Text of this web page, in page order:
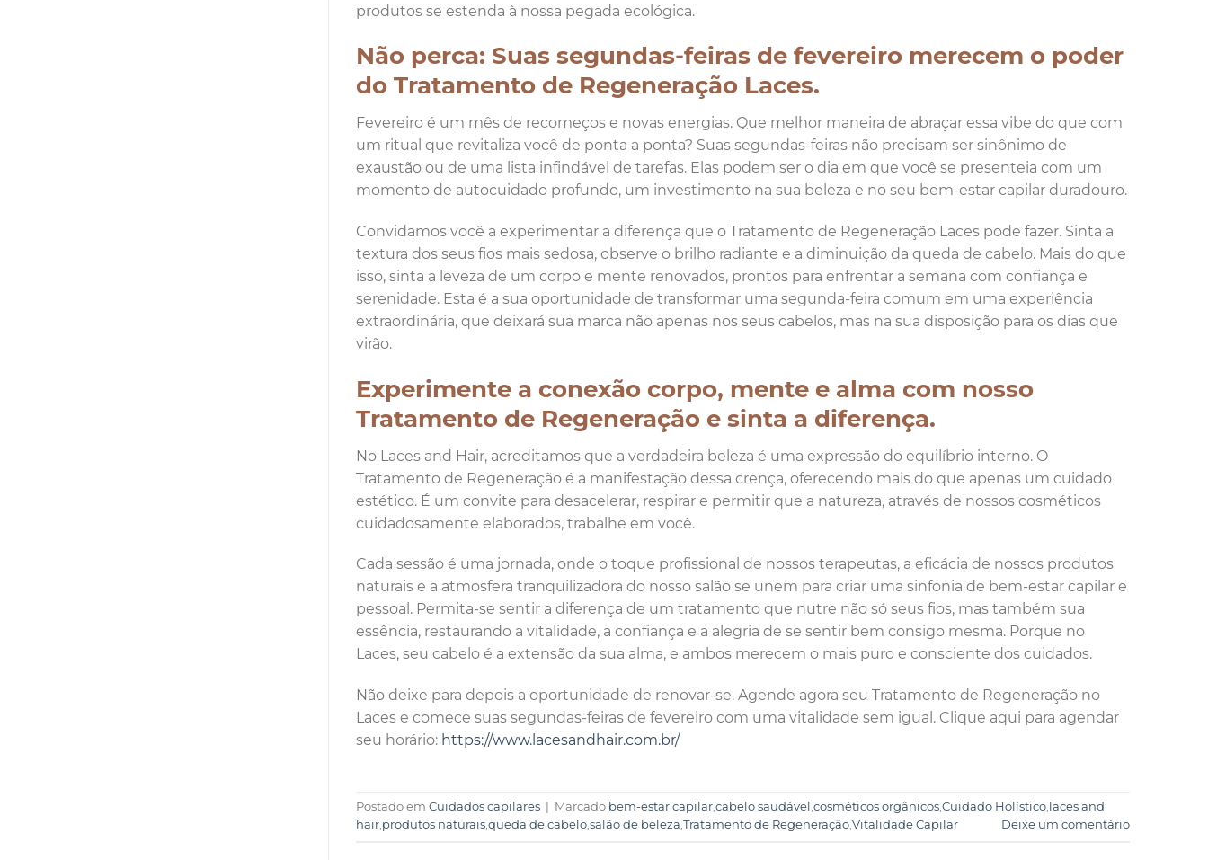
produtos se estenda à nossa pegada ecológica.
Não perca: Suas segundas-feiras de fevereiro merecem o poder
do Tratamento de Regeneração Laces.
Fevereiro é um mês de recomeços e novas energias. Que melhor maneira de abraçar essa vibe do que com
um ritual que revitaliza você de ponta a ponta? Suas segundas-feiras não precisam ser sinônimo de
exaustão ou de uma lista infindável de tarefas. Elas podem ser o dia em que você se presenteia com um
momento de autocuidado profundo, um investimento na sua beleza e no seu bem-estar capilar duradouro.
Convidamos você a experimentar a diferença que o Tratamento de Regeneração Laces pode fazer. Sinta a
textura dos seus fios mais sedosa, observe o brilho radiante e a diminuição da queda de cabelo. Mais do que
isso, sinta a leveza de um corpo e mente renovados, prontos para enfrentar a semana com confiança e
serenidade. Esta é a sua oportunidade de transformar uma segunda-feira comum em uma experiência
extraordinária, que deixará sua marca não apenas nos seus cabelos, mas na sua disposição para os dias que
virão.
Experimente a conexão corpo, mente e alma com nosso
Tratamento de Regeneração e sinta a diferença.
No Laces and Hair, acreditamos que a verdadeira beleza é uma expressão do equilíbrio interno. O
Tratamento de Regeneração é a manifestação dessa crença, oferecendo mais do que apenas um cuidado
estético. É um convite para desacelerar, respirar e permitir que a natureza, através de nossos cosméticos
cuidadosamente elaborados, trabalhe em você.
Cada sessão é uma jornada, onde o toque profissional de nossos terapeutas, a eficácia de nossos produtos
naturais e a atmosfera tranquilizadora do nosso salão se unem para criar uma sinfonia de bem-estar capilar e
pessoal. Permita-se sentir a diferença de um tratamento que nutre não só seus fios, mas também sua
essência, restaurando a vitalidade, a confiança e a alegria de se sentir bem consigo mesma. Porque no
Laces, seu cabelo é a extensão da sua alma, e ambos merecem o mais puro e consciente dos cuidados.
Não deixe para depois a oportunidade de renovar-se. Agende agora seu Tratamento de Regeneração no
Laces e comece suas segundas-feiras de fevereiro com uma vitalidade sem igual. Clique aqui para agendar
seu horário: https://www.lacesandhair.com.br/
Postado em Cuidados capilares Marcado bem-estar capilar,cabelo saudável ,cosméticos orgânicos,Cuidado Holístico, laces and
hair,produtos naturais,queda de cabelo,salão de beleza,Tratamento de Regeneração,Vitalidade Capilar Deixe um comentário